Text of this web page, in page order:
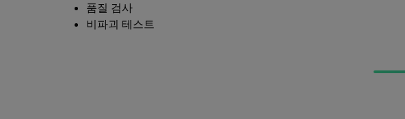
품질 검사
비파괴 테스트